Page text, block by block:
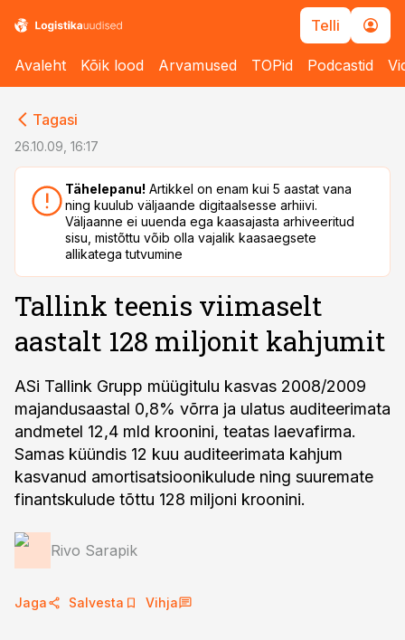
Telli
Avaleht Kõik lood Arvamused TOPid Podcastid
Tagasi
26.10.09, 16:17
Tähelepanu! Artikkel on enam kui 5 aastat vana
ning kuulub väljaande digitaalsesse arhiivi.
Väljaanne ei uuenda ega kaasajasta arhiveeritud
sisu, mistõttu võib olla vajalik kaasaegsete
allikatega tutvumine
Tallink teenis viimaselt
aastalt 128 miljonit kahjumit
ASi Tallink Grupp müügitulu kasvas 2008/2009
majandusaastal 0,8% võrra ja ulatus auditeerimata
andmetel 12,4 mld kroonini, teatas laevafirma.
Samas küündis 12 kuu auditeerimata kahjum
kasvanud amortisatsioonikulude ning suuremate
finantskulude tõttu 128 miljoni kroonini.
Rivo Sarapik
Jaga Salvesta Vihja